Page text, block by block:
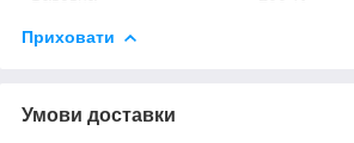
Приховати
Умови доставки